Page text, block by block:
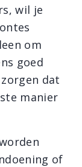
wil je
om
goed
dat
manier
of